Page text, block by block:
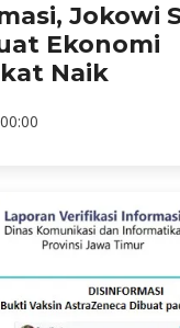
Jokowi
Ekonomi
Naik